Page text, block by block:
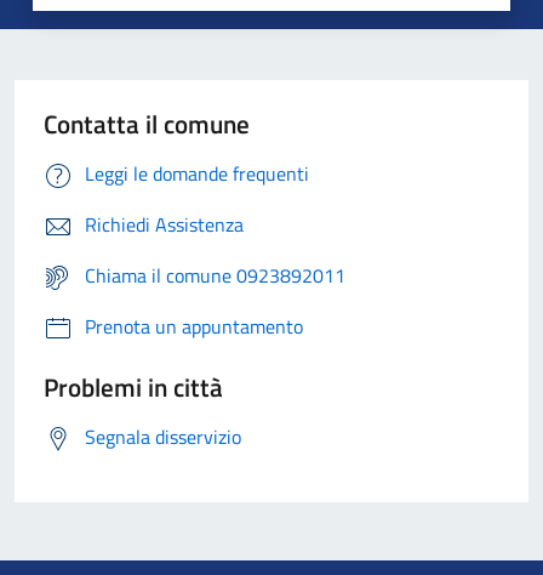
Contatta il comune
Leggi le domande frequenti
Richiedi Assistenza
Chiama il comune 0923892011
Prenota un appuntamento
Problemi in città
Segnala disservizio